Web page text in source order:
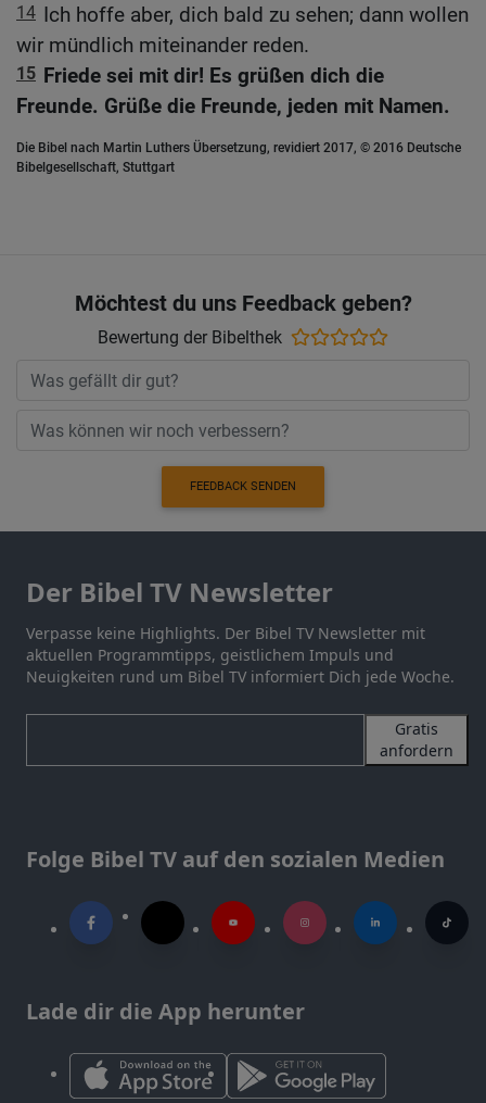
14 Ich hoffe aber, dich bald zu sehen; dann wollen
wir mündlich miteinander reden.
15 Friede sei mit dir! Es grüßen dich die
Freunde. Grüße die Freunde, jeden mit Namen.
Die Bibel nach Martin Luthers Übersetzung, revidiert 2017, © 2016 Deutsche
Bibelgesellschaft, Stuttgart
Möchtest du uns Feedback geben?
Bewertung der Bibelthek
FEEDBACK SENDEN
Der Bibel TV Newsletter
Verpasse keine Highlights. Der Bibel TV Newsletter mit
aktuellen Programmtipps, geistlichem Impuls und
Neuigkeiten rund um Bibel TV informiert Dich jede Woche.
Gratis
anfordern
Folge Bibel TV auf den sozialen Medien
Lade dir die App herunter